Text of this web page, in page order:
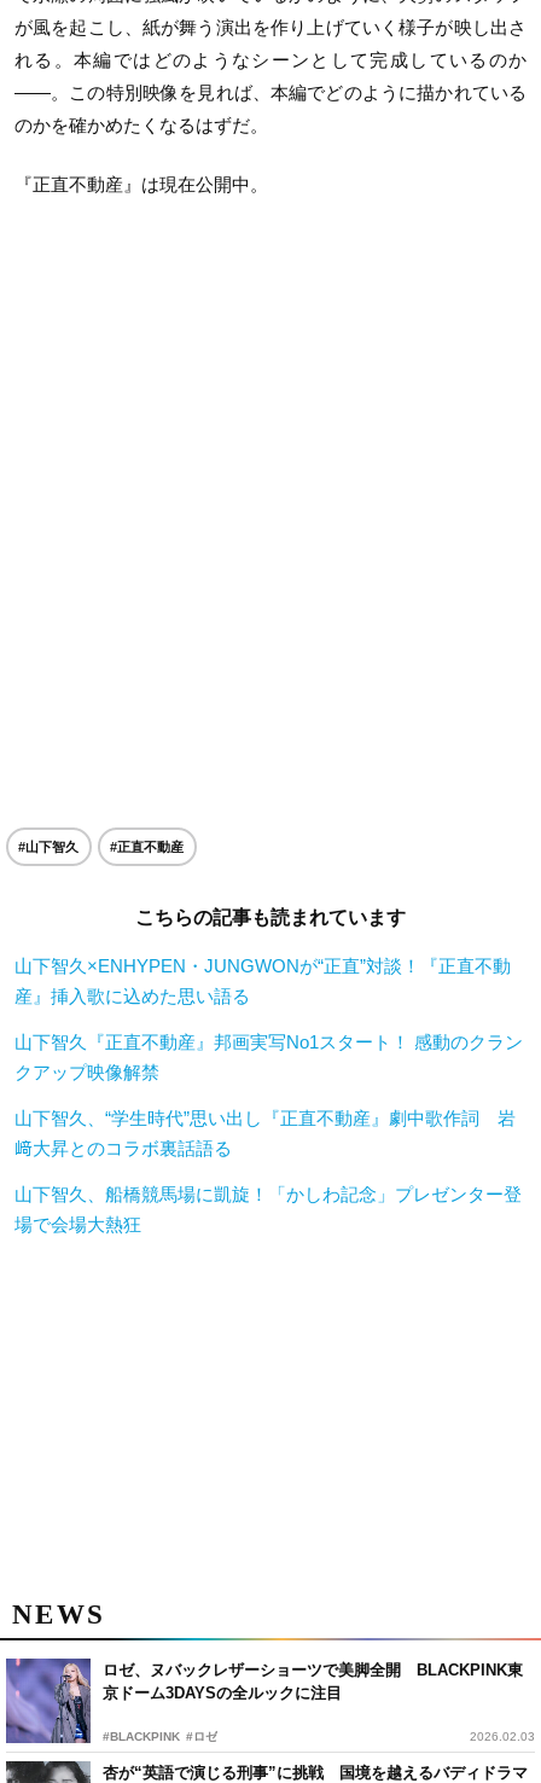
が風を起こし、紙が舞う演出を作り上げていく様子が映し出さ
れる。本編ではどのようなシーンとして完成しているのか
——。この特別映像を見れば、本編でどのように描かれている
のかを確かめたくなるはずだ。
『正直不動産』は現在公開中。
#山下智久 #正直不動産
こちらの記事も読まれています
山下智久×ENHYPEN・JUNGWONが“正直”対談！『正直不動
産』挿入歌に込めた思い語る
山下智久『正直不動産』邦画実写No1スタート！ 感動のクラン
クアップ映像解禁
山下智久、“学生時代”思い出し『正直不動産』劇中歌作詞 岩
﨑大昇とのコラボ裏話語る
山下智久、船橋競馬場に凱旋！「かしわ記念」プレゼンター登
場で会場大熱狂
NEWS
ロゼ、ヌバックレザーショーツで美脚全開 BLACKPINK東
京ドーム3DAYSの全ルックに注目
#BLACKPINK #ロゼ 2026.02.03
杏が“英語で演じる刑事”に挑戦 国境を越えるバディドラマ